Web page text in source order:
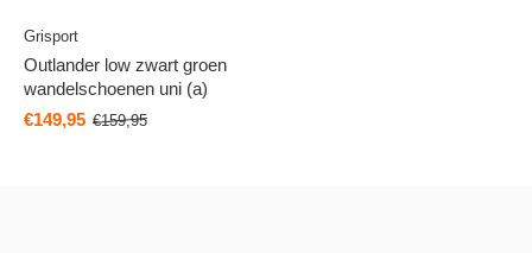
Grisport
Outlander low zwart groen
wandelschoenen uni (a)
€149,95 €159,95